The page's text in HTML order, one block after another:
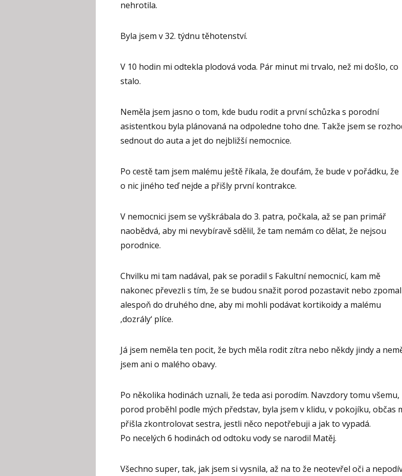
nehrotila.
Byla jsem v 32. týdnu těhotenství.
V 10 hodin mi odtekla plodová voda. Pár minut mi trvalo, než mi došlo, co
stalo.
Neměla jsem jasno o tom, kde budu rodit a první schůzka s porodní
asistentkou byla plánovaná na odpoledne toho dne. Takže jsem se
sednout do auta a jet do nejbližší nemocnice.
Po cestě tam jsem malému ještě říkala, že doufám, že bude v pořádku, že
o nic jiného teď nejde a přišly první kontrakce.
V nemocnici jsem se vyškrábala do 3. patra, počkala, až se pan primář
naobědvá, aby mi nevybíravě sdělil, že tam nemám co dělat, že nejsou
porodnice.
Chvilku mi tam nadával, pak se poradil s Fakultní nemocnicí, kam mě
nakonec převezli s tím, že se budou snažit porod pozastavit nebo
alespoň do druhého dne, aby mi mohli podávat kortikoidy a malému
‚dozrály‘ plíce.
Já jsem neměla ten pocit, že bych měla rodit zítra nebo někdy jindy a
jsem ani o malého obavy.
Po několika hodinách uznali, že teda asi porodím. Navzdory tomu všemu,
porod proběhl podle mých představ, byla jsem v klidu, v pokojíku, občas
přišla zkontrolovat sestra, jestli něco nepotřebuji a jak to vypadá.
Po necelých 6 hodinách od odtoku vody se narodil Matěj.
Všechno super, tak, jak jsem si vysnila, až na to že neotevřel oči a